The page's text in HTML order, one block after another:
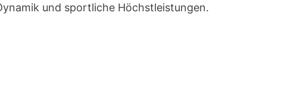
und sportliche Höchstleistungen.